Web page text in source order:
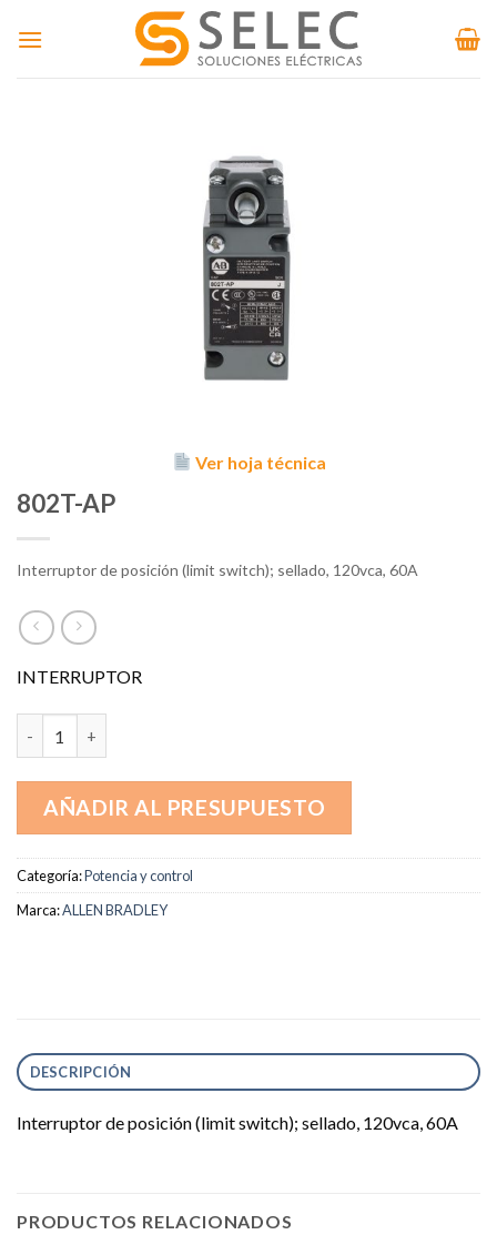
Ver hoja técnica
802T-AP
Interruptor de posición (limit switch); sellado, 120vca, 60A
INTERRUPTOR
AÑADIR AL PRESUPUESTO
Categoría:Potencia y control
Marca:ALLEN BRADLEY
DESCRIPCIÓN
Interruptor de posición (limit switch); sellado, 120vca, 60A
PRODUCTOS RELACIONADOS